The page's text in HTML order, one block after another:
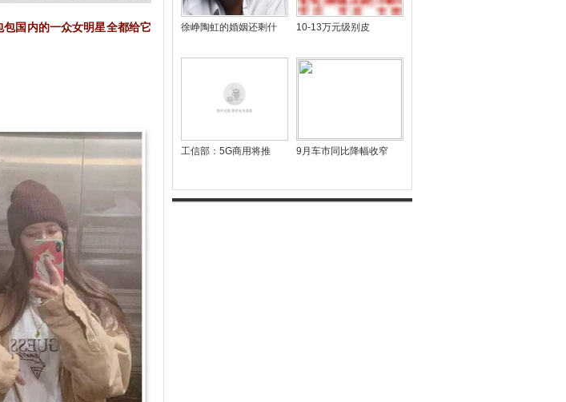
包国内的一众女明星全都给它
徐峥陶虹的婚姻还剩什 10-13万元级别皮
工信部：5G商用将推 9月车市同比降幅收窄